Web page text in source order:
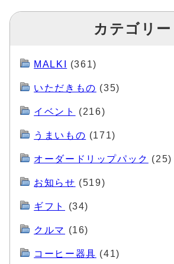
カテゴリー
MALKI (361)
いただきもの (35)
イベント (216)
うまいもの (171)
オーダードリップパック (25)
お知らせ (519)
ギフト (34)
クルマ (16)
コーヒー器具 (41)